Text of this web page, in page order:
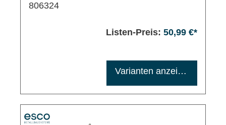
806324
Listen-Preis: 50,99 €*
Maximale Bestellmenge: 1200
Varianten anzeigen